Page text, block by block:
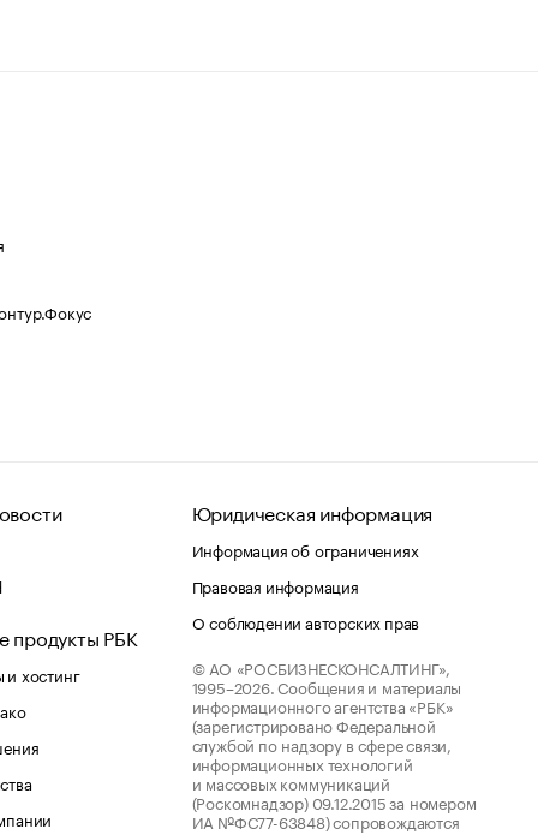
продукты РБК
хостинг
Юридическая информация
Информация об ограничениях
Правовая информация
О соблюдении авторских прав
© АО «РОСБИЗНЕСКОНСАЛТИНГ»,
1995–2026. Сообщения и материалы
информационного агентства «РБК»
(зарегистрировано Федеральной
службой по надзору в сфере связи,
информационных технологий
и массовых коммуникаций
(Роскомнадзор) 09.12.2015 за номером
ИА №ФС77-63848) сопровождаются